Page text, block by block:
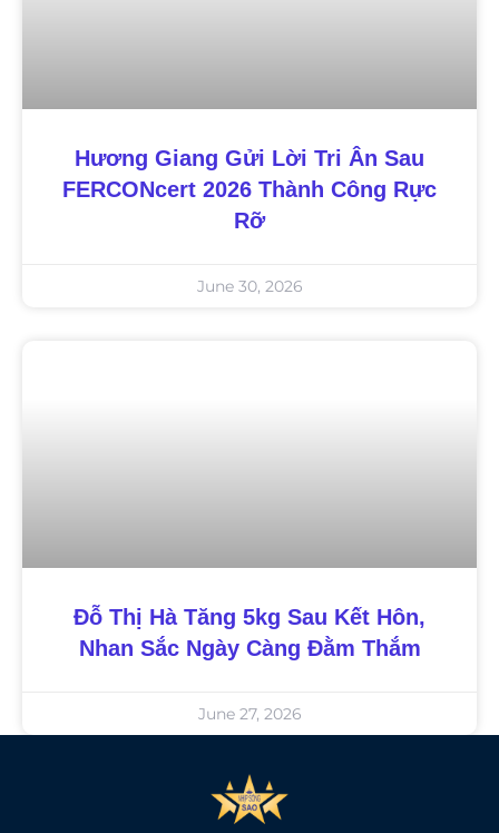
Hương Giang Gửi Lời Tri Ân Sau
FERCONcert 2026 Thành Công Rực
Rỡ
June 30, 2026
Đỗ Thị Hà Tăng 5kg Sau Kết Hôn,
Nhan Sắc Ngày Càng Đằm Thắm
June 27, 2026